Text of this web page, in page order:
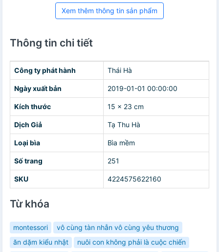
Xem thêm thông tin sản phẩm
Thông tin chi tiết
Công ty phát hành Thái Hà
Ngày xuất bản 2019-01-01 00:00:00
Kích thước 15 x 23 cm
Dịch Giả Tạ Thu Hà
Loại bìa Bìa mềm
Số trang 251
SKU 4224575622160
Từ khóa
montessori
vô cùng tàn nhẫn vô cùng yêu thương
ăn dặm kiểu nhật
nuôi con không phải là cuộc chiến